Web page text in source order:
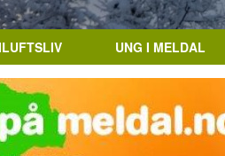
UNG I MELDAL